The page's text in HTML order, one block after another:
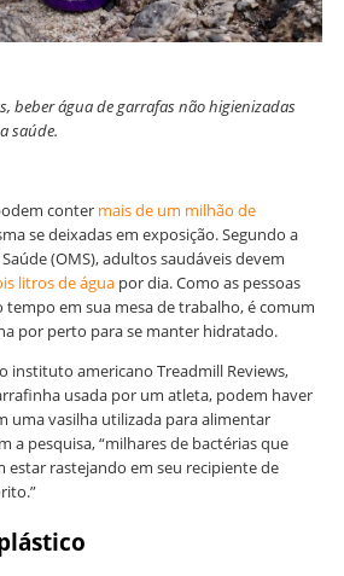
beber água de garrafas não higienizadas
saúde.
conter mais de um milhão de
se deixadas em exposição. Segundo a
(OMS), adultos saudáveis devem
litros de água por dia. Como as pessoas
tempo em sua mesa de trabalho, é comum
por perto para se manter hidratado.
instituto americano Treadmill Reviews,
usada por um atleta, podem haver
uma vasilha utilizada para alimentar
a pesquisa, “milhares de bactérias que
estar rastejando em seu recipiente de